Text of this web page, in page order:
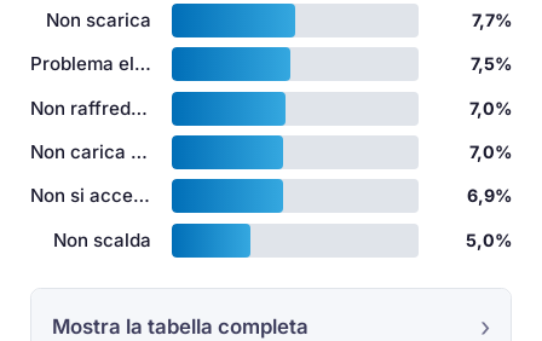
Non scarica 7,7%
Problema elettrico 7,5%
Non raffredda 7,0%
Non carica acqua 7,0%
Non si accende 6,9%
Non scalda 5,0%
Mostra la tabella completa